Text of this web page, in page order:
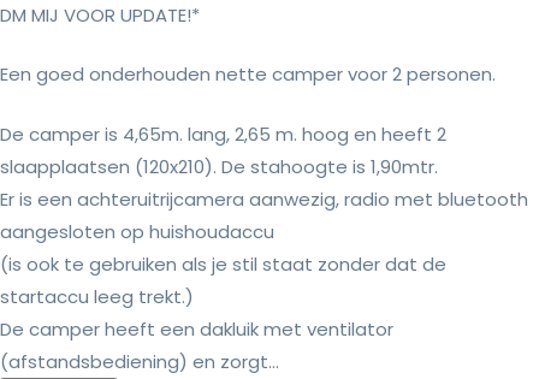
DM MIJ VOOR UPDATE!*
Een goed onderhouden nette camper voor 2 personen.
De camper is 4,65m. lang, 2,65 m. hoog en heeft 2
slaapplaatsen (120x210). De stahoogte is 1,90mtr.
Er is een achteruitrijcamera aanwezig, radio met bluetooth
aangesloten op huishoudaccu
(is ook te gebruiken als je stil staat zonder dat de
startaccu leeg trekt.)
De camper heeft een dakluik met ventilator
(afstandsbediening) en zorgt...